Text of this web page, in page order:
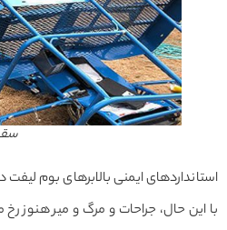
سقوط
ایمنی بالابرهای بوم لیفت در
حال، جراحات و مرگ و میر هنوز رخ